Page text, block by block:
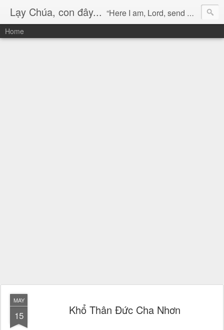
Lạy Chúa, con đây... “Here I am, Lord, send me!” (Isaiah 6:8)
Home
MAY
15 Khổ Thân Đức Cha Nhơn